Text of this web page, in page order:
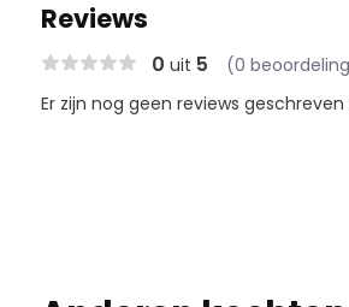
Reviews
0 uit 5 (0
Er zijn nog geen reviews